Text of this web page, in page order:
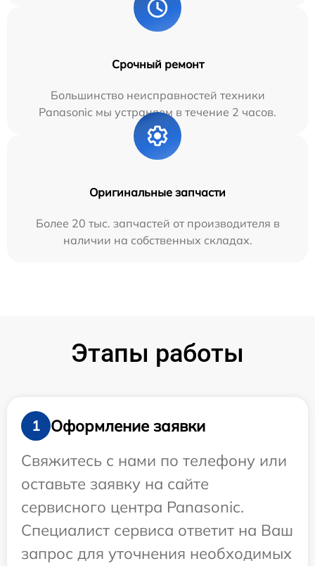
Срочный ремонт
Большинство неисправностей техники
Panasonic мы устраняем в течение 2 часов.
Оригинальные запчасти
Более 20 тыс. запчастей от производителя в
наличии на собственных складах.
Этапы работы
1
Оформление заявки
Свяжитесь с нами по телефону или
оставьте заявку на сайте
сервисного центра Panasonic.
Специалист сервиса ответит на Ваш
запрос для уточнения необходимых